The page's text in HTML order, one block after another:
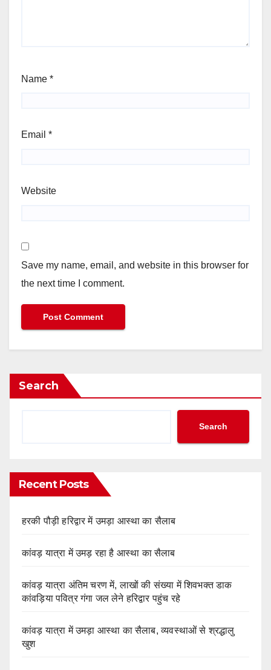
Name *
Email *
Website
Save my name, email, and website in this browser for
the next time I comment.
Search
Search
Recent Posts
हरकी पौड़ी हरिद्वार में उमड़ा आस्था का सैलाब
कांवड़ यात्रा में उमड़ रहा है आस्था का सैलाब
कांवड़ यात्रा अंतिम चरण में, लाखों की संख्या में शिवभक्त डाक
कांवड़िया पवित्र गंगा जल लेने हरिद्वार पहुंच रहे
कांवड़ यात्रा में उमड़ा आस्था का सैलाब, व्यवस्थाओं से श्रद्धालु
खुश